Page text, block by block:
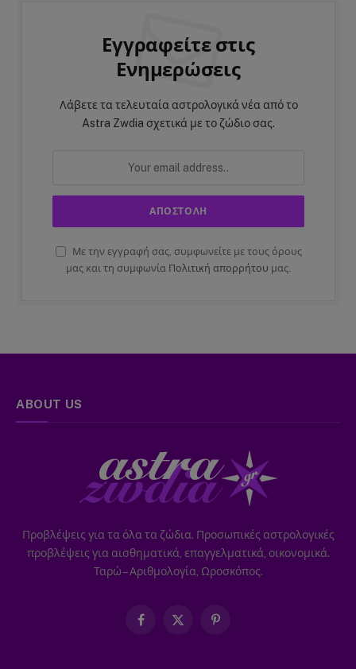
Εγγραφείτε στις
Ενημερώσεις
Λάβετε τα τελευταία αστρολογικά νέα από το
Astra Zwdia σχετικά με το ζώδιο σας.
Με την εγγραφή σας, συμφωνείτε με τους όρους
μας και τη συμφωνία Πολιτική απορρήτου μας.
ABOUT US
Προβλέψεις για τα όλα τα ζώδια. Προσωπικές αστρολογικές
προβλέψεις για αισθηματικά, επαγγελματικά, οικονομικά.
Ταρώ – Αριθμολογία, Ωροσκόπος.
Facebook
X
Pinterest